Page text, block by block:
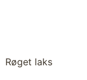
Røget laks